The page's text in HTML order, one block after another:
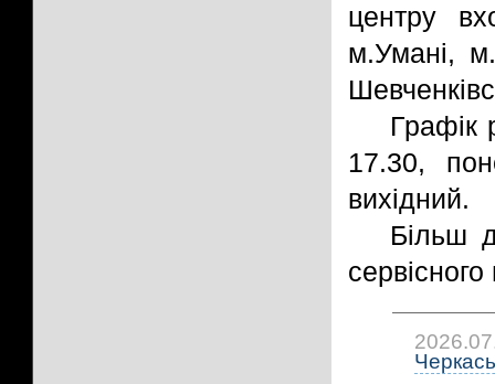
центру
м.Умані,
Графік
17.30,
вихідний.
Більш